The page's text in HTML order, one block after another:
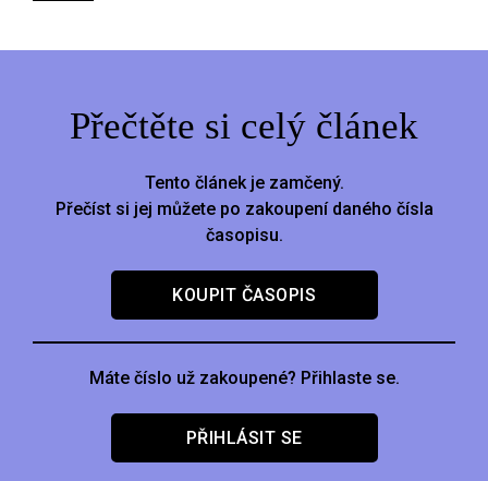
Přečtěte si celý článek
Tento článek je zamčený.
Přečíst si jej můžete po zakoupení daného čísla
časopisu.
KOUPIT ČASOPIS
Máte číslo už zakoupené? Přihlaste se.
PŘIHLÁSIT SE